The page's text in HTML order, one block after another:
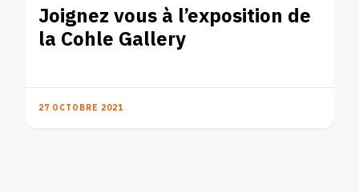
Joignez vous à l’exposition de
la Cohle Gallery
27 OCTOBRE 2021